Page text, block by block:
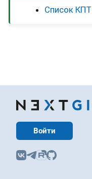
Список
Войти